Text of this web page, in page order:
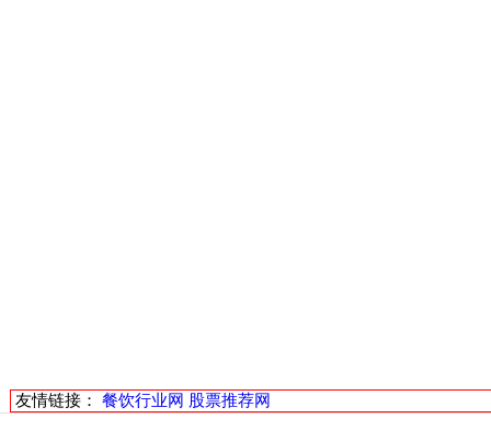
友情链接： 餐饮行业网 股票推荐网